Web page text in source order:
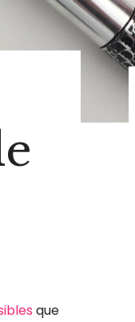
que